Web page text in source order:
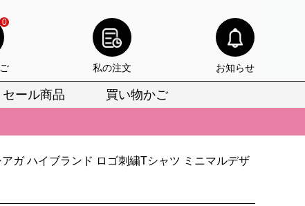
0
私の注文 お知らせ
セール商品 買い物かご
ただけます。
す。
見逃しなく。
ただけます。
ガ ハイブランド ロゴ刺繍Tシャツ ミニマルデザ